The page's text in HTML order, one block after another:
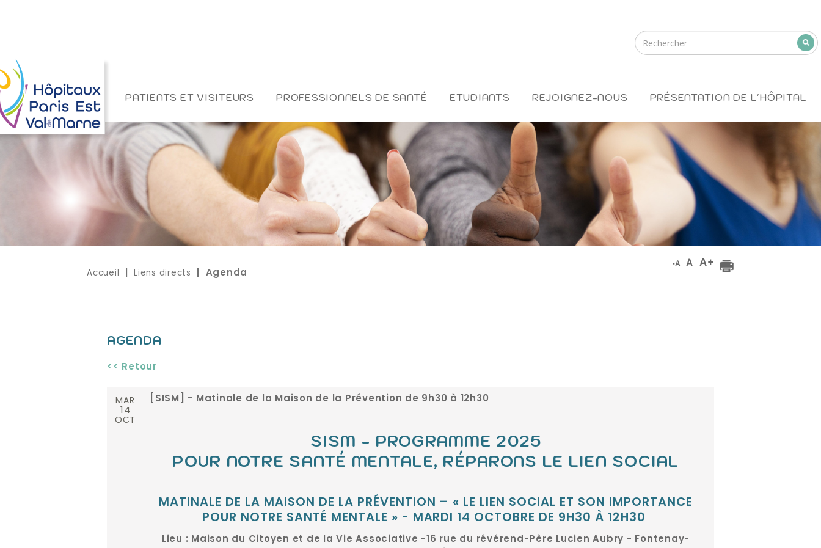
PATIENTS ET VISITEURS PROFESSIONNELS DE SANTÉ ETUDIANTS REJOIGNEZ-NOUS PRÉSENTATION DE L'HÔPITAL
Accueil Liens directs | Agenda
AGENDA
<< Retour
MAR
14
OCT
[SISM] - Matinale de la Maison de la Prévention de 9h30 à 12h30
SISM - PROGRAMME 2025
POUR NOTRE SANTÉ MENTALE, RÉPARONS LE LIEN SOCIAL
MATINALE DE LA MAISON DE LA PRÉVENTION – « LE LIEN SOCIAL ET SON IMPORTANCE
POUR NOTRE SANTÉ MENTALE » - MARDI 14 OCTOBRE DE 9H30 À 12H30
Lieu : Maison du Citoyen et de la Vie Associative -16 rue du révérend-Père Lucien Aubry - Fontenay-